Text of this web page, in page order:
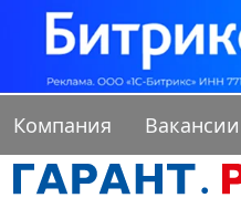
Компания Вакансии